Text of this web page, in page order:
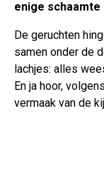
enige
De geruchten
samen onder de
lachjes: alles
En ja hoor,
vermaak van de